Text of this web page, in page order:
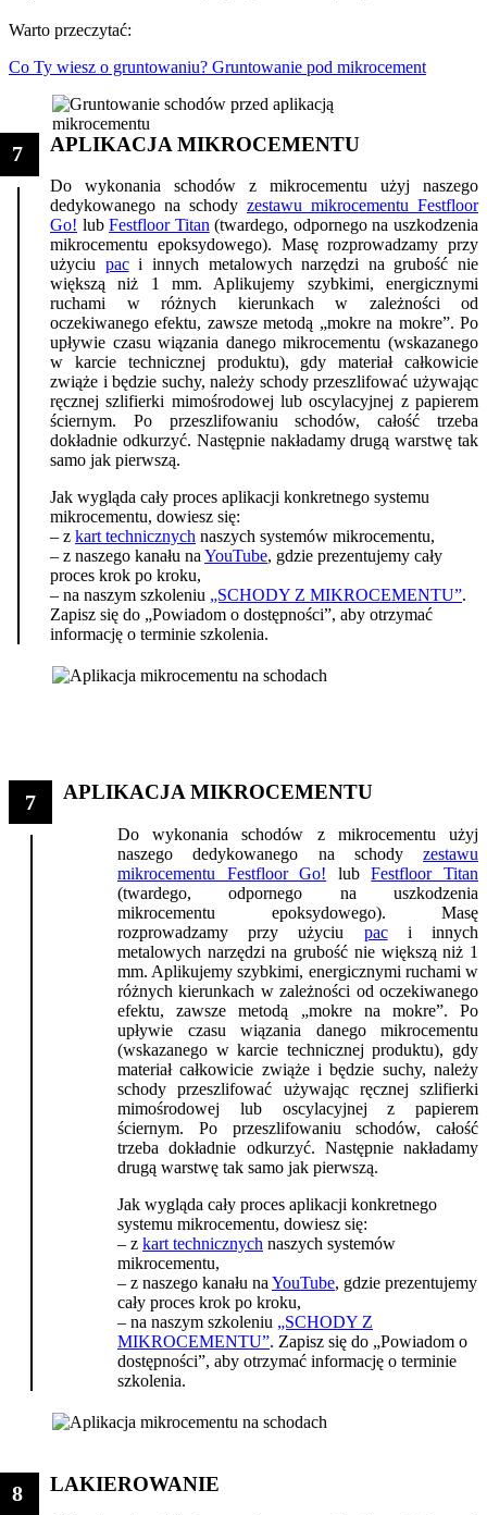
Warto przeczytać:
Co Ty wiesz o gruntowaniu? Gruntowanie pod mikrocement
7 APLIKACJA MIKROCEMENTU
Do wykonania schodów z mikrocementu użyj naszego
dedykowanego na schody zestawu mikrocementu Festfloor
Go! lubFestfloor Titan(twardego, odpornego na uszkodzenia
mikrocementu epoksydowego). Masę rozprowadzamy przy
użyciu paci innych metalowych narzędzi na grubość nie
większą niż 1 mm. Aplikujemy szybkimi, energicznymi
ruchami w różnych kierunkach w zależności od
oczekiwanego efektu, zawsze metodą „mokre na mokre”. Po
upływie czasu wiązania danego mikrocementu (wskazanego
w karcie technicznej produktu), gdy materiał całkowicie
zwiąże i będzie suchy, należy schody przeszlifować używając
ręcznej szlifierki mimośrodowej lub oscylacyjnej z papierem
ściernym. Po przeszlifowaniu schodów, całość trzeba
dokładnie odkurzyć. Następnie nakładamy drugą warstwę tak
samo jak pierwszą.
Jak wygląda cały proces aplikacji konkretnego systemu
mikrocementu, dowiesz się:
– z kart technicznych naszych systemów mikrocementu,
– z naszego kanału naYouTube, gdzie prezentujemy cały
proces krok po kroku,
– na naszym szkoleniu „SCHODY Z MIKROCEMENTU”.
Zapisz się do „Powiadom o dostępności”, aby otrzymać
informację o terminie szkolenia.
7 APLIKACJA MIKROCEMENTU
Do wykonania schodów z mikrocementu użyj
naszego dedykowanego na schody zestawu
mikrocementu Festfloor Go! lubFestfloor Titan
(twardego, odpornego na uszkodzenia
mikrocementu epoksydowego). Masę
rozprowadzamy przy użyciu paci innych
metalowych narzędzi na grubość nie większą niż 1
mm. Aplikujemy szybkimi, energicznymi ruchami w
różnych kierunkach w zależności od oczekiwanego
efektu, zawsze metodą „mokre na mokre”. Po
upływie czasu wiązania danego mikrocementu
(wskazanego w karcie technicznej produktu), gdy
materiał całkowicie zwiąże i będzie suchy, należy
schody przeszlifować używając ręcznej szlifierki
mimośrodowej lub oscylacyjnej z papierem
ściernym. Po przeszlifowaniu schodów, całość
trzeba dokładnie odkurzyć. Następnie nakładamy
drugą warstwę tak samo jak pierwszą.
Jak wygląda cały proces aplikacji konkretnego
systemu mikrocementu, dowiesz się:
– z kart technicznych naszych systemów
mikrocementu,
– z naszego kanału na YouTube, gdzie prezentujemy
cały proces krok po kroku,
– na naszym szkoleniu „SCHODY Z
MIKROCEMENTU”. Zapisz się do „Powiadom o
dostępności”, aby otrzymać informację o terminie
szkolenia.
8 LAKIEROWANIE